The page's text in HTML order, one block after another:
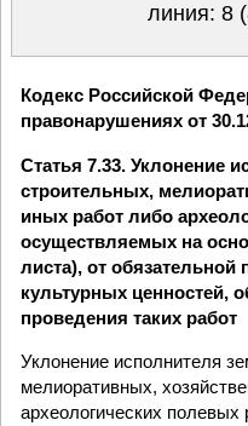
линия: 8
Кодекс Российской
правонарушениях от
Статья 7.33. Уклонение
строительных,
иных работ либо
осуществляемых на
листа), от обязательной
культурных ценностей,
проведения таких работ
Уклонение исполнителя
мелиоративных,
археологических